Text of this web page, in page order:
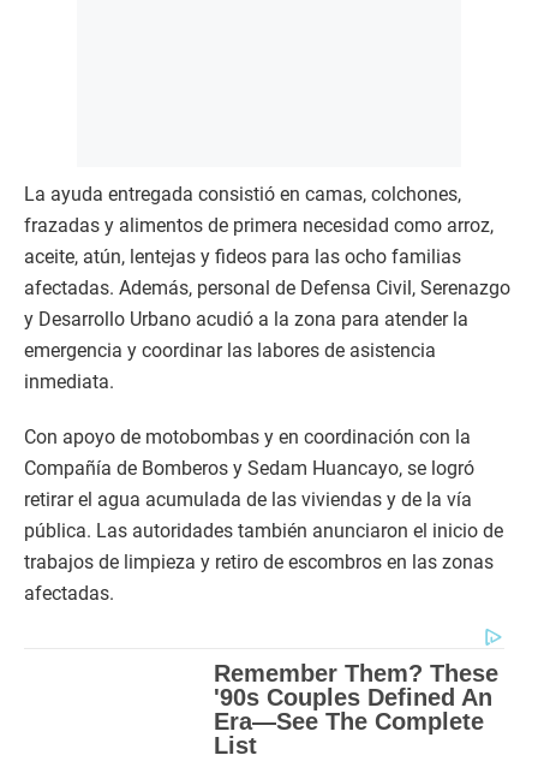
La ayuda entregada consistió en camas, colchones,
frazadas y alimentos de primera necesidad como arroz,
aceite, atún, lentejas y fideos para las ocho familias
afectadas. Además, personal de Defensa Civil, Serenazgo
y Desarrollo Urbano acudió a la zona para atender la
emergencia y coordinar las labores de asistencia
inmediata.
Con apoyo de motobombas y en coordinación con la
Compañía de Bomberos y Sedam Huancayo, se logró
retirar el agua acumulada de las viviendas y de la vía
pública. Las autoridades también anunciaron el inicio de
trabajos de limpieza y retiro de escombros en las zonas
afectadas.